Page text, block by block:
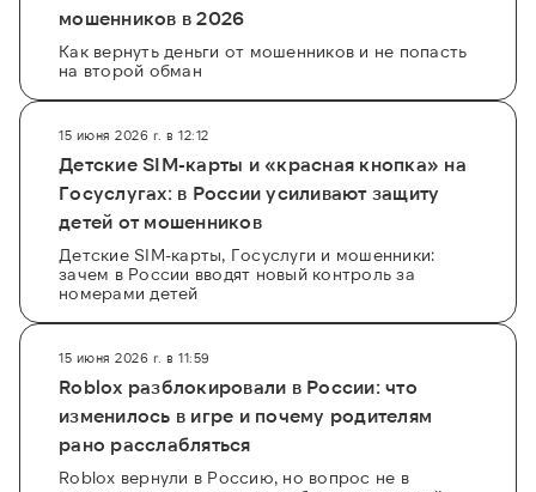
мошенников в 2026
Как вернуть деньги от мошенников и не попасть
на второй обман
15 июня 2026 г. в 12:12
Детские SIM-карты и «красная кнопка» на
Госуслугах: в России усиливают защиту
детей от мошенников
Детские SIM-карты, Госуслуги и мошенники:
зачем в России вводят новый контроль за
номерами детей
15 июня 2026 г. в 11:59
Roblox разблокировали в России: что
изменилось в игре и почему родителям
рано расслабляться
Roblox вернули в Россию, но вопрос не в